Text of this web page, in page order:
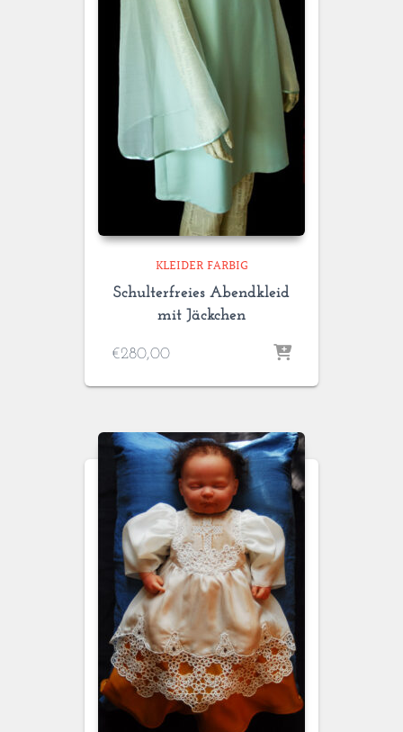
KLEIDER FARBIG
Schulterfreies Abendkleid
mit Jäckchen
€280,00